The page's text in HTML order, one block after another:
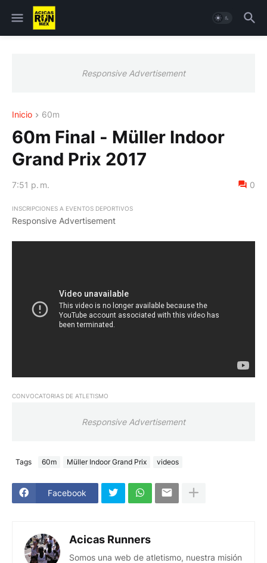
Responsive Advertisement
Inicio 60m
60m Final - Müller Indoor
Grand Prix 2017
7:51 p. m. 0
INSCRIPCIONES A EVENTOS DEPORTIVOS
Responsive Advertisement
CONVOCATORIAS DE ATLETISMO
Responsive Advertisement
Tags 60m Müller Indoor Grand Prix videos
Facebook
Acicas Runners
Somos una web de atletismo, nuestra misión